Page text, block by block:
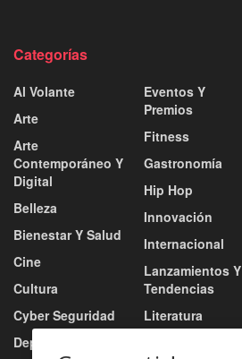
Categorías
Al Volante
Arte
Arte
Contemporáneo Y
Digital
Belleza
Bienestar Y Salud
Cine
Cultura
Cyber Seguridad
Deportes
Eventos Y
Premios
Fitness
Gastronomía
Hip Hop
Innovación
Internacional
Lanzamientos Y
Tendencias
Literatura